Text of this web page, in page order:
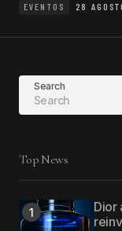
EVENTOS 28
Search
Top News
Dior